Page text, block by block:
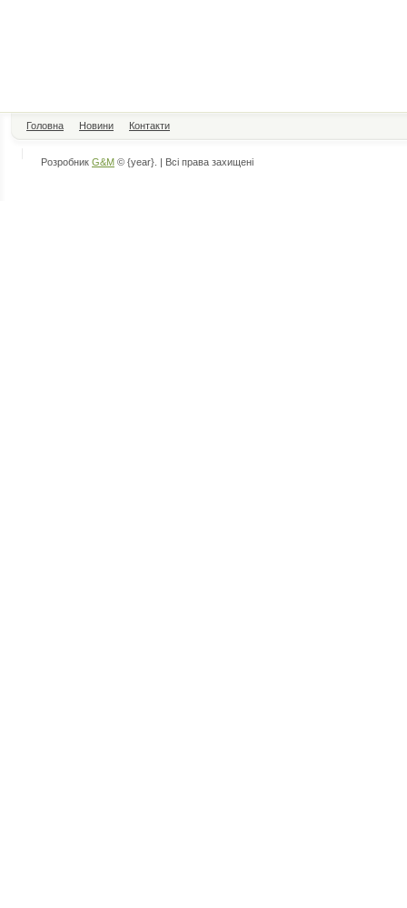
Головна Новини Контакти
Розробник G&M © {year}. | Всі права захищені